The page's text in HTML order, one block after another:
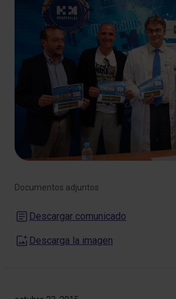
Documentos adjuntos
Descargar comunicado
Descarga la imagen